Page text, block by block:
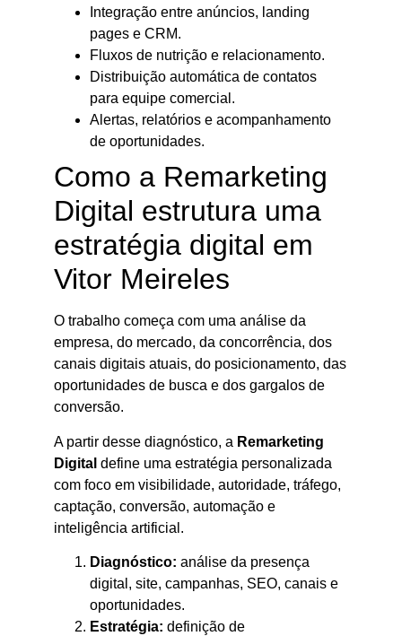
Integração entre anúncios, landing
pages e CRM.
Fluxos de nutrição e relacionamento.
Distribuição automática de contatos
para equipe comercial.
Alertas, relatórios e acompanhamento
de oportunidades.
Como a Remarketing
Digital estrutura uma
estratégia digital em
Vitor Meireles
O trabalho começa com uma análise da
empresa, do mercado, da concorrência, dos
canais digitais atuais, do posicionamento, das
oportunidades de busca e dos gargalos de
conversão.
A partir desse diagnóstico, a Remarketing
Digital define uma estratégia personalizada
com foco em visibilidade, autoridade, tráfego,
captação, conversão, automação e
inteligência artificial.
Diagnóstico: análise da presença
digital, site, campanhas, SEO, canais e
oportunidades.
Estratégia: definição de